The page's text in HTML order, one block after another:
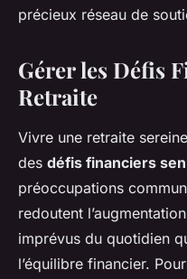
précieux réseau de
Gérer les Défis
Retraite
Vivre une retraite
des défis financiers
préoccupations
redoutent
imprévus du quotidien
l’équilibre financier.